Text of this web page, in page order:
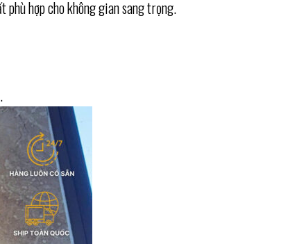
phù hợp cho không gian sang trọng.